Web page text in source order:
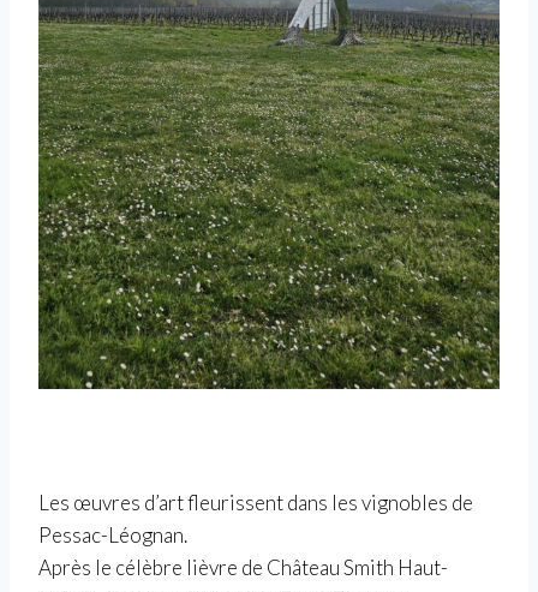
Les œuvres d’art fleurissent dans les vignobles de
Pessac-Léognan.
Après le célèbre lièvre de Château Smith Haut-